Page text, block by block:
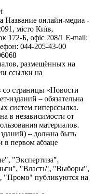
Название онлайн-медиа -
місто Київ,
Б, офіс 208/1 E-mail:
044-205-43-00
размещённых на
ссылки на
страницы «Новости
изданий – обязательна
систем гиперссылка.
в независимости от
материалов.
– должна быть
в первом абзаце
"Экспертиза",
"Власть", "Выборы",
"Промо" публикуются на